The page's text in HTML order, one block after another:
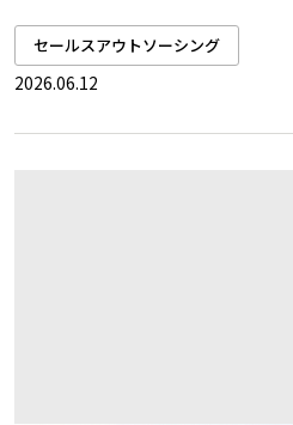
セールスアウトソーシング
2026.06.12